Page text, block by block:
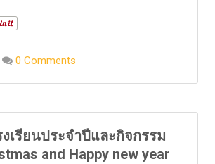
0 Comments
เรียนประจำปีและกิจกรรม
and Happy new year